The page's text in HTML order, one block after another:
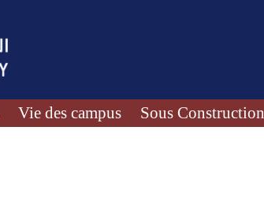
Vie des campus Sous Construction